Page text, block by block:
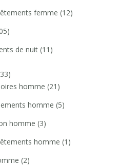
femme (12)
de nuit (11)
homme (21)
homme (5)
homme (3)
homme (1)
(2)